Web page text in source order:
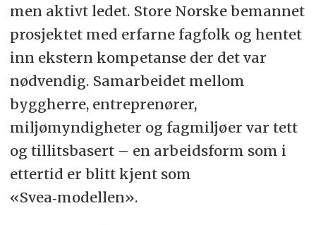
men aktivt ledet. Store Norske bemannet
prosjektet med erfarne fagfolk og hentet
inn ekstern kompetanse der det var
nødvendig. Samarbeidet mellom
byggherre, entreprenører,
miljømyndigheter og fagmiljøer var tett
og tillitsbasert – en arbeidsform som i
ettertid er blitt kjent som
«Svea‑modellen».